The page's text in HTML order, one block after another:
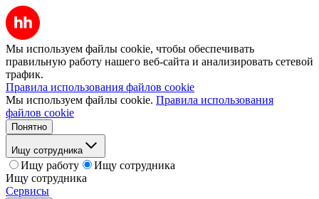
Мы используем файлы cookie, чтобы обеспечивать
правильную работу нашего веб-сайта и анализировать сетевой
трафик.
Правила использования файлов cookie
Мы используем файлы cookie. Правила использования
файлов cookie
Понятно
Ищу сотрудника
Ищу работу
Ищу сотрудника
Ищу сотрудника
Сервисы